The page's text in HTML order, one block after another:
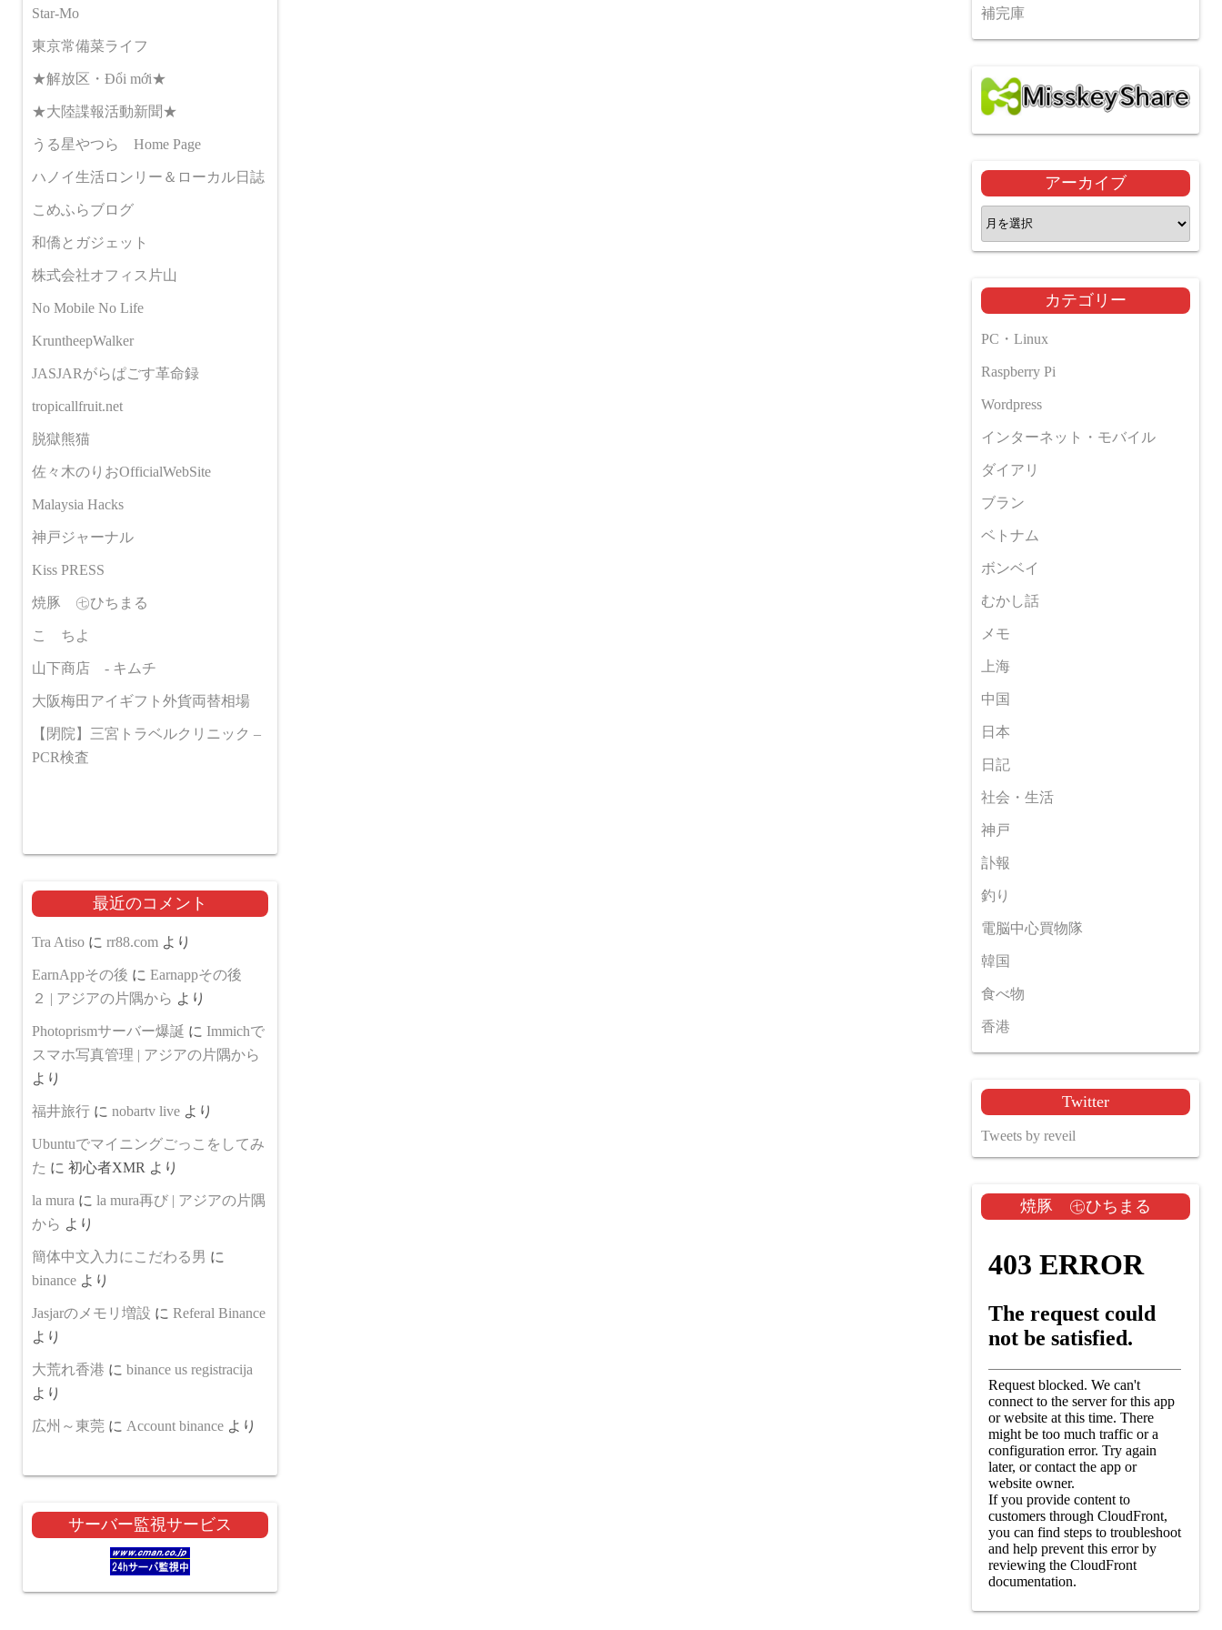
Star-Mo
東京常備菜ライフ
★解放区・Đổi mới★
★大陸諜報活動新聞★
うる星やつら Home Page
ハノイ生活ロンリー＆ローカル日誌
こめふらブログ
和僑とガジェット
株式会社オフィス片山
No Mobile No Life
KruntheepWalker
JASJARがらぱごす革命録
tropicallfruit.net
脱獄熊猫
佐々木のりおOfficialWebSite
Malaysia Hacks
神戸ジャーナル
Kiss PRESS
焼豚 ㊆ひちまる
こゝちよ
山下商店 - キムチ
大阪梅田アイギフト外貨両替相場
【閉院】三宮トラベルクリニック –
PCR検査
最近のコメント
Tra Atiso に rr88.com より
EarnAppその後 に Earnappその後
２ | アジアの片隅から より
Photoprismサーバー爆誕 に Immichで
スマホ写真管理 | アジアの片隅から
より
福井旅行 に nobartv live より
Ubuntuでマイニングごっこをしてみ
た に 初心者XMR より
la mura に la mura再び | アジアの片隅
から より
簡体中文入力にこだわる男 に
binance より
Jasjarのメモリ増設 に Referal Binance
より
大荒れ香港 に binance us registracija
より
広州～東莞 に Account binance より
サーバー監視サービス
補完庫
アーカイブ
ア
ー
イ
ブ
カテゴリー
PC・Linux
Raspberry Pi
Wordpress
インターネット・モバイル
ダイアリ
ブラン
ベトナム
ボンベイ
むかし話
メモ
上海
中国
日本
日記
社会・生活
神戸
訃報
釣り
電脳中心買物隊
韓国
食べ物
香港
Twitter
Tweets by reveil
焼豚 ㊆ひちまる